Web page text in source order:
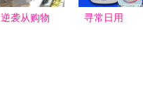
日用品
逆袭从购物
寻常日用